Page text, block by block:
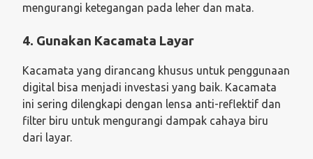
mengurangi ketegangan pada leher dan mata.
4. Gunakan Kacamata Layar
Kacamata yang dirancang khusus untuk penggunaan
digital bisa menjadi investasi yang baik. Kacamata
ini sering dilengkapi dengan lensa anti-reflektif dan
filter biru untuk mengurangi dampak cahaya biru
dari layar.